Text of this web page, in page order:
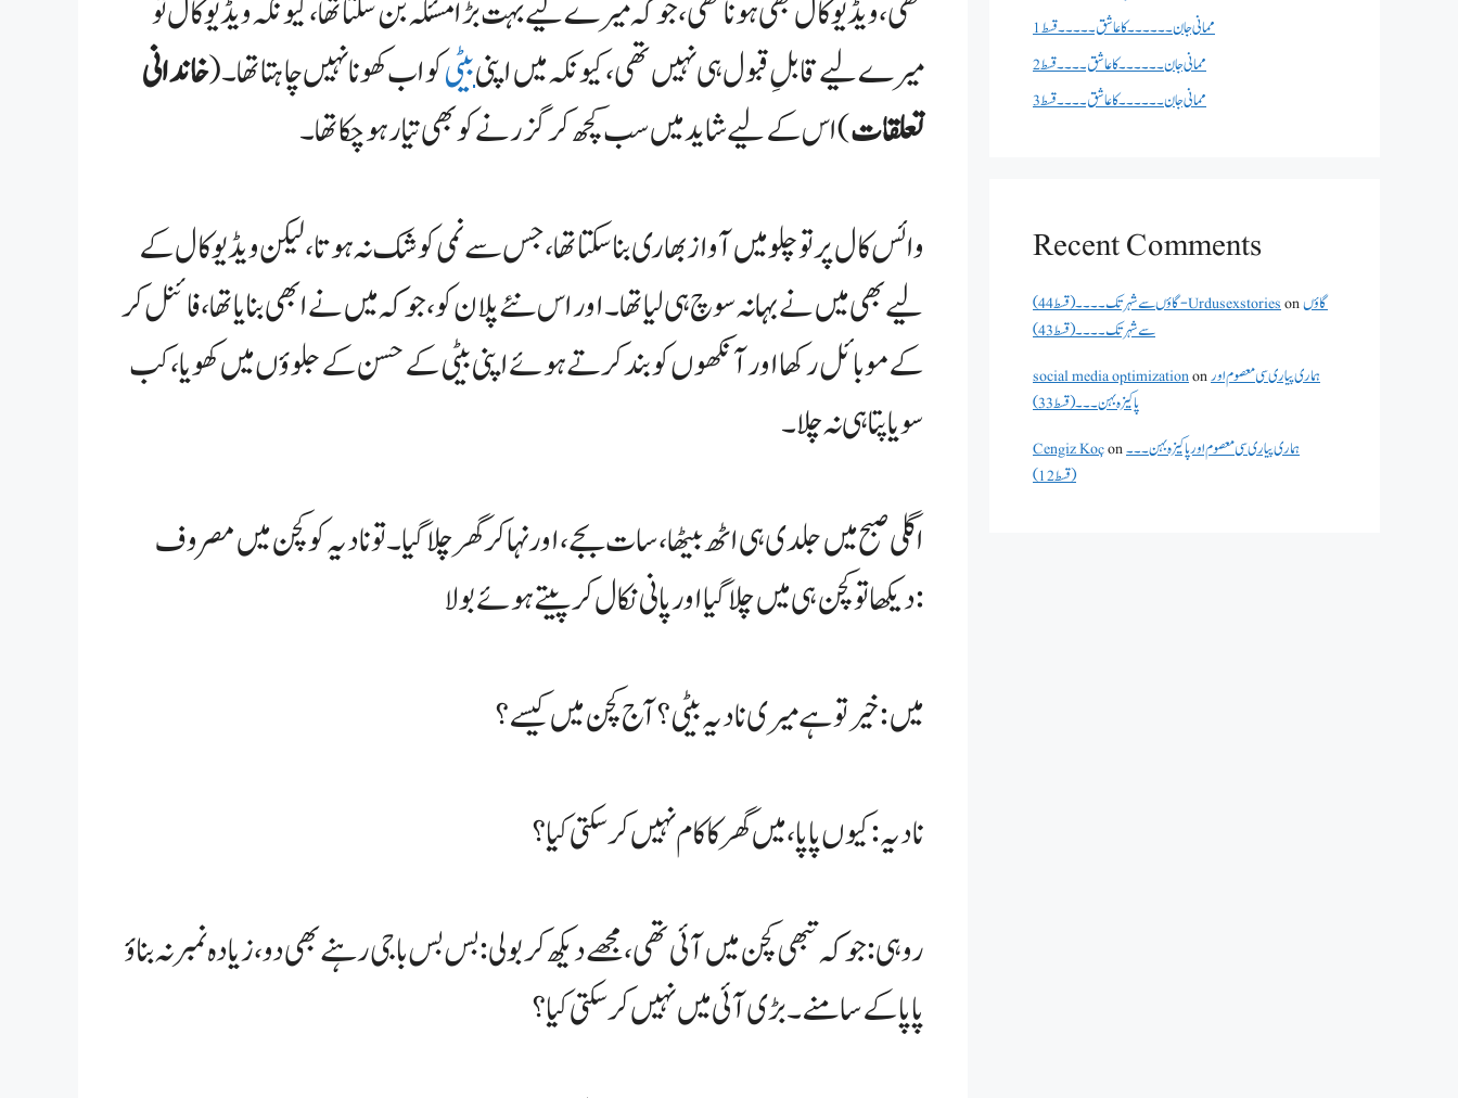
تھی، ویڈیو کال بھی ہونا تھی، جو کہ میرے لیے بہت بڑا مسئلہ بن سکتا تھا، کیونکہ ویڈیو کال تو
میرے لیے قابلِ قبول ہی نہیں تھی، کیونکہ میں اپنیبیٹیکو اب کھونا نہیں چاہتا تھا۔ (خاندانی
تعلقات)اس کے لیے شاید میں سب کچھ کر گزرنے کو بھی تیار ہو چکا تھا۔
وائس کال پر تو چلو میں آواز بھاری بنا سکتا تھا، جس سے نمی کو شک نہ ہوتا، لیکن ویڈیو کال کے
لیے بھی میں نے بہانہ سوچ ہی لیا تھا۔ اور اس نئے پلان کو، جو کہ میں نے ابھی بنایا تھا، فائنل کر
کے موبائل رکھا اور آنکھوں کو بند کرتے ہوئے اپنی بیٹی کے حسن کے جلوؤں میں کھویا، کب
سویا پتا ہی نہ چلا۔
اگلی صبح میں جلدی ہی اٹھ بیٹھا، سات بجے، اور نہا کر گھر چلا گیا۔ تو نادیہ کو کچن میں مصروف
دیکھا تو کچن ہی میں چلا گیا اور پانی نکال کر پیتے ہوئے بولا:
میں: خیر تو ہے میری نادیہ بیٹی؟ آج کچن میں کیسے؟
نادیہ: کیوں پاپا، میں گھر کا کام نہیں کر سکتی کیا؟
روہی: جو کہ تبھی کچن میں آئی تھی، مجھے دیکھ کر بولی: بس بس باجی رہنے بھی دو، زیادہ نمبر نہ بناؤ
پاپا کے سامنے۔ بڑی آئی میں نہیں کر سکتی کیا؟
ممانی جان ۔۔۔۔۔۔کا عاشق ۔۔۔۔۔قسط 1
ممانی جان ۔۔۔۔۔۔کا عاشق ۔۔۔۔قسط 2
ممانی جان ۔۔۔۔۔۔کا عاشق ۔۔۔۔قسط 3
Recent Comments
گاؤں سے شہر تک۔۔۔۔(قسط 44) - Urdusexstoriesonگاؤں
سے شہر تک۔۔۔۔(قسط 43)
social media optimizationonہماری پیاری سی معصوم اور
پاکیزہ بہن۔۔۔(قسط33)
Cengiz Koçonہماری پیاری سی معصوم اور پاکیزہ بہن۔۔۔
(قسط12)